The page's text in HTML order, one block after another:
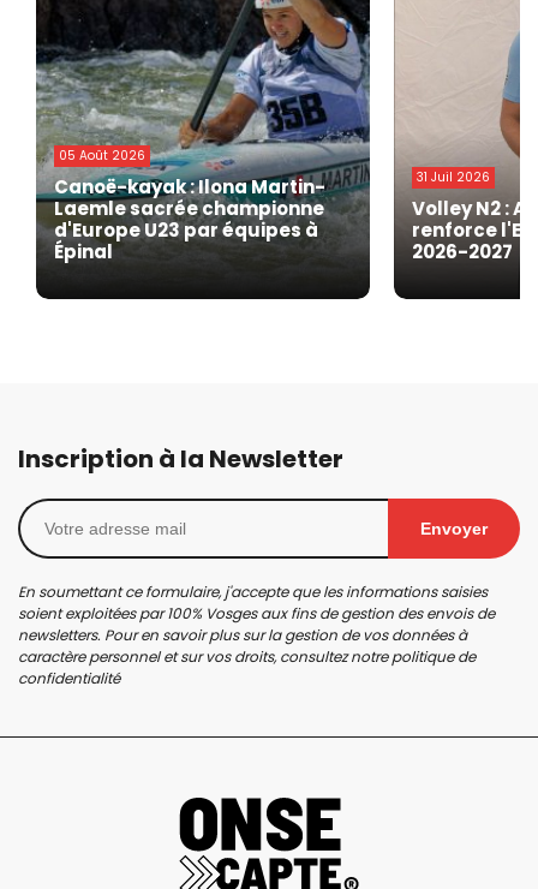
05 Août 2026
Canoë-kayak : Ilona Martin-
Laemle sacrée championne
d'Europe U23 par équipes à
Épinal
31 Juil 2026
Volley N2 :
renforce
2026-2027
Inscription à la Newsletter
Envoyer
En soumettant ce formulaire, j'accepte que les informations saisies
soient exploitées par 100% Vosges aux fins de gestion des envois de
newsletters. Pour en savoir plus sur la gestion de vos données à
caractère personnel et sur vos droits, consultez notrepolitique de
confidentialité